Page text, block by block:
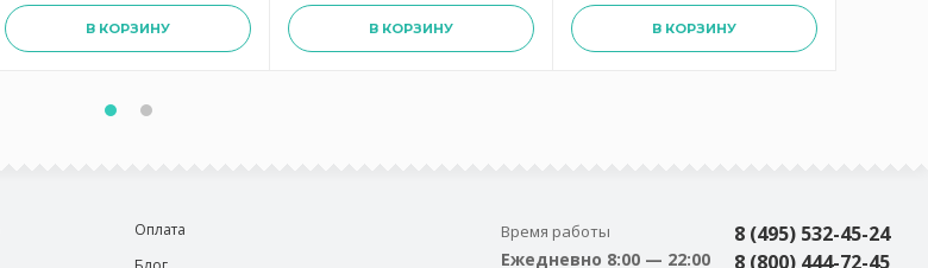
В КОРЗИНУ В КОРЗИНУ В КОРЗИНУ
Оплата
Время работы
Ежедневно 8:00 — 22:00
8 (495) 532-45-24
8 (800) 444-72-45